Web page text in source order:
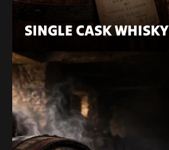
SINGLE CASK WHISKY